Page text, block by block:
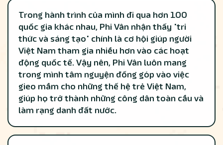
Trong hành trình của mình đi qua hơn 100
quốc gia khác nhau, Phi Vân nhận thấy "tri
thức và sáng tạo" chính là cơ hội giúp người
Việt Nam tham gia nhiều hơn vào các hoạt
động quốc tế. Vậy nên, Phi Vân luôn mang
trong mình tâm nguyện đống góp vào việc
gieo mầm cho những thế hệ trẻ Việt Nam,
giúp họ trở thành những công dân toàn cầu và
làm rạng danh đất nước.